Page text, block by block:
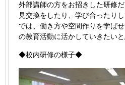
外部講師の方をお招きした研修
見交換をしたり、学び合ったり
では、働き方や空間作りを学ば
の教育活動に活かしていきたいと
◆校内研修の様子◆